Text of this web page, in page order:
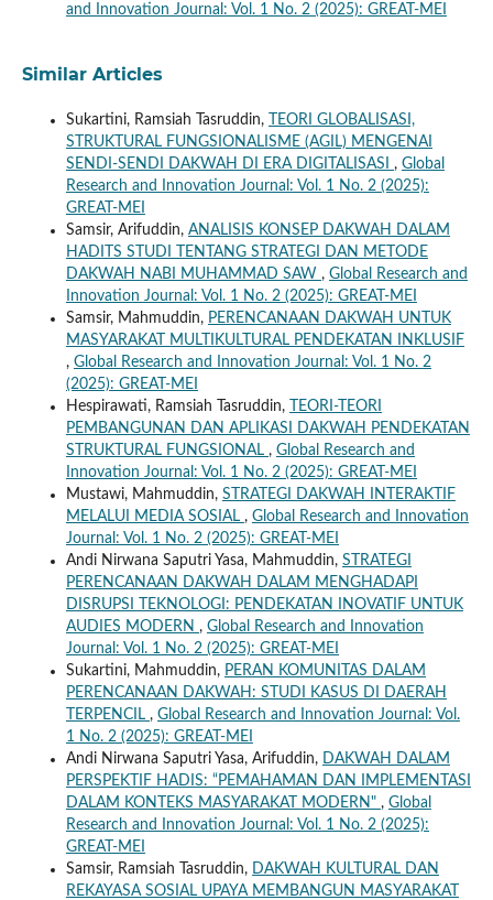
and Innovation Journal: Vol. 1 No. 2 (2025): GREAT-MEI
Similar Articles
Sukartini, Ramsiah Tasruddin,
TEORI GLOBALISASI,
STRUKTURAL FUNGSIONALISME (AGIL) MENGENAI
SENDI-SENDI DAKWAH DI ERA DIGITALISASI , Global
Research and Innovation Journal: Vol. 1 No. 2 (2025):
GREAT-MEI
Samsir, Arifuddin, ANALISIS KONSEP DAKWAH DALAM
HADITS STUDI TENTANG STRATEGI DAN METODE
DAKWAH NABI MUHAMMAD SAW , Global Research and
Innovation Journal: Vol. 1 No. 2 (2025): GREAT-MEI
Samsir, Mahmuddin, PERENCANAAN DAKWAH UNTUK
MASYARAKAT MULTIKULTURAL PENDEKATAN INKLUSIF
, Global Research and Innovation Journal: Vol. 1 No. 2
(2025): GREAT-MEI
Hespirawati, Ramsiah Tasruddin,
TEORI-TEORI
PEMBANGUNAN DAN APLIKASI DAKWAH PENDEKATAN
STRUKTURAL FUNGSIONAL , Global Research and
Innovation Journal: Vol. 1 No. 2 (2025): GREAT-MEI
Mustawi, Mahmuddin, STRATEGI DAKWAH INTERAKTIF
MELALUI MEDIA SOSIAL , Global Research and Innovation
Journal: Vol. 1 No. 2 (2025): GREAT-MEI
Andi Nirwana Saputri Yasa, Mahmuddin, STRATEGI
PERENCANAAN DAKWAH DALAM MENGHADAPI
DISRUPSI TEKNOLOGI: PENDEKATAN INOVATIF UNTUK
AUDIES MODERN , Global Research and Innovation
Journal: Vol. 1 No. 2 (2025): GREAT-MEI
Sukartini, Mahmuddin, PERAN KOMUNITAS DALAM
PERENCANAAN DAKWAH: STUDI KASUS DI DAERAH
TERPENCIL , Global Research and Innovation Journal: Vol.
1 No. 2 (2025): GREAT-MEI
Andi Nirwana Saputri Yasa, Arifuddin,
DAKWAH DALAM
PERSPEKTIF HADIS: “PEMAHAMAN DAN IMPLEMENTASI
DALAM KONTEKS MASYARAKAT MODERN" , Global
Research and Innovation Journal: Vol. 1 No. 2 (2025):
GREAT-MEI
Samsir, Ramsiah Tasruddin,
DAKWAH KULTURAL DAN
REKAYASA SOSIAL UPAYA MEMBANGUN MASYARAKAT